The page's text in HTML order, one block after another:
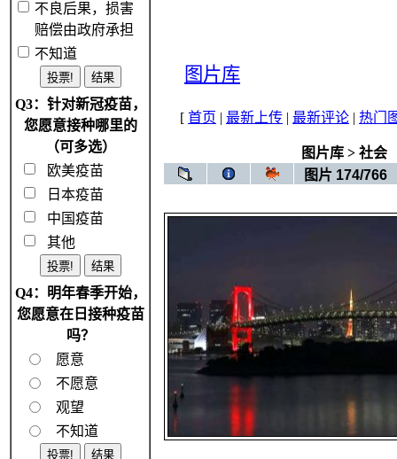
不良后果，损害
赔偿由政府承担
不知道
Q3：针对新冠疫苗，
您愿意接种哪里的
（可多选）
欧美疫苗
日本疫苗
中国疫苗
其他
Q4：明年春季开始，
您愿意在日接种疫苗
吗？
愿意
不愿意
观望
不知道
图片库
[ 首页 | 最新上传 | 最新评论 | 热门
图片库> 社会
图片 174/766